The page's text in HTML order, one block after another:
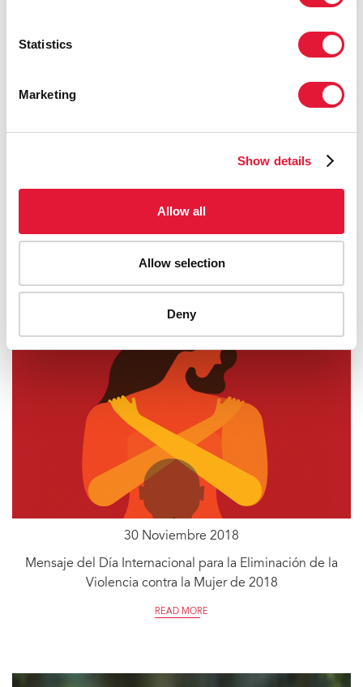
Statistics
Marketing
Show details
Allow all
Allow selection
Deny
ONUSIDA presenta un programa de transformación para
crear un entorno laboral modelo en ONUSIDA
READ MORE
30 Noviembre 2018
Mensaje del Día Internacional para la Eliminación de la
Violencia contra la Mujer de 2018
READ MORE